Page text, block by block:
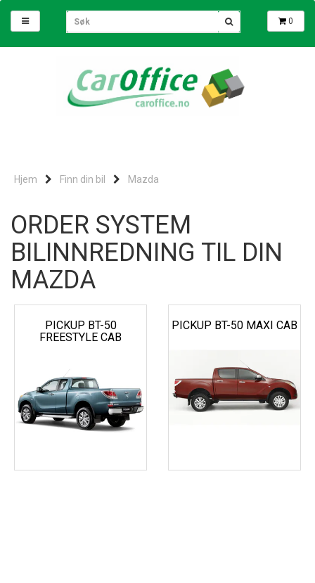
0
Hjem Finn din bil Mazda
ORDER SYSTEM
BILINNREDNING TIL DIN
MAZDA
PICKUP BT-50
FREESTYLE CAB
PICKUP BT-50 MAXI CAB